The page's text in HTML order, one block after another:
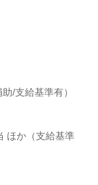
/支給基準有）
ほか（支給基準